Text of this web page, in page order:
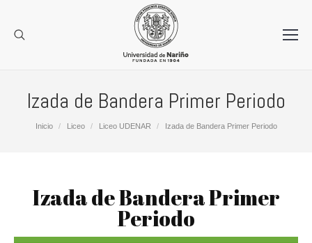
Izada de Bandera Primer Periodo
Estás aquí:
Inicio Liceo Liceo UDENAR Izada de Bandera Primer Periodo
Izada de Bandera Primer
Periodo